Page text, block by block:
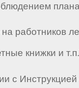
работников
книжки и
с